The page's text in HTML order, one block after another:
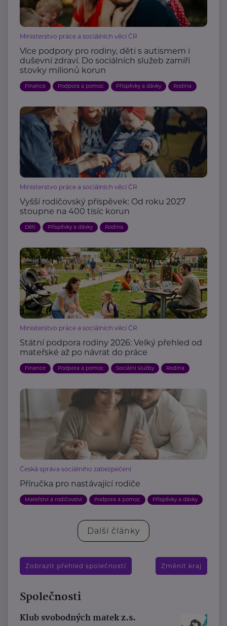
Ministerstvo práce a sociálních věcí ČR
Více podpory pro rodiny, děti s autismem i
duševní zdraví. Do sociálních služeb zamíří
stovky milionů korun
Finance Podpora a pomoc Příspěvky a dávky Rodina
Ministerstvo práce a sociálních věcí ČR
Vyšší rodičovský příspěvek: Od roku 2027
stoupne na 400 tisíc korun
Děti Příspěvky a dávky Rodina
Ministerstvo práce a sociálních věcí ČR
Státní podpora rodiny 2026: Velký přehled od
mateřské až po návrat do práce
Finance Podpora a pomoc Sociální služby Rodina
Česká správa sociálního zabezpečení
Příručka pro nastávající rodiče
Mateřství a rodičovství Podpora a pomoc Příspěvky a dávky
Další články
Zobrazit přehled společností Změnit kraj
Společnosti
Klub svobodných matek z.s.